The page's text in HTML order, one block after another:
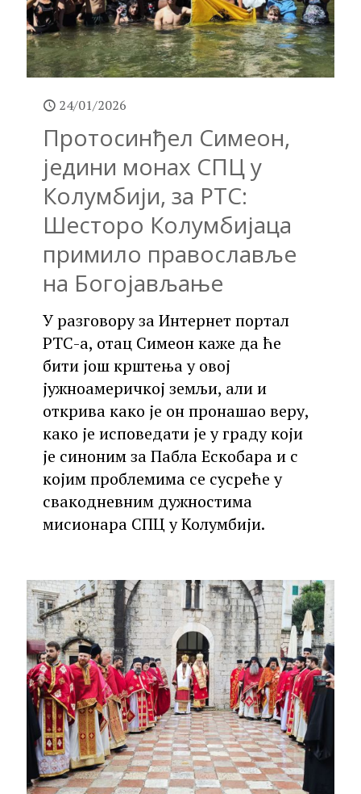
24/01/2026
Протосинђел Симеон,
једини монах СПЦ у
Колумбији, за РТС:
Шесторо Колумбијаца
примило православље
на Богојављање
У разговору за Интернет портал
РТС-а, отац Симеон каже да ће
бити још крштења у овој
јужноамеричкој земљи, али и
открива како је он пронашао веру,
како је исповедати је у граду који
је синоним за Пабла Ескобара и с
којим проблемима се сусреће у
свакодневним дужностима
мисионара СПЦ у Колумбији.